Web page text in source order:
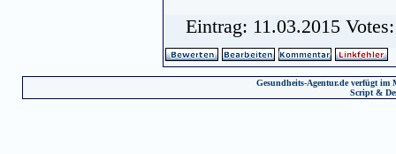
Eintrag: 11.03.2015
Gesundheits-Agentur.de verfügt im
Script &